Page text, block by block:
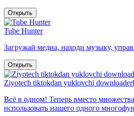
Открыть
Tube Hunter
Загружай медиа, находи музыку,
Открыть
Ziyotech tiktokdan yuklovchi
Всё в одном! Теперь вместо
использовать нашего одного